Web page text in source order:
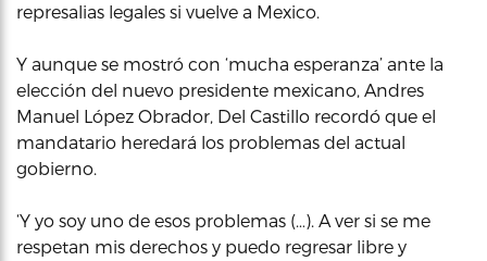
represalias legales si vuelve a Mexico.
Y aunque se mostró con ‘mucha esperanza’ ante la
elección del nuevo presidente mexicano, Andres
Manuel López Obrador, Del Castillo recordó que el
mandatario heredará los problemas del actual
gobierno.
‘Y yo soy uno de esos problemas (…). A ver si se me
respetan mis derechos y puedo regresar libre y